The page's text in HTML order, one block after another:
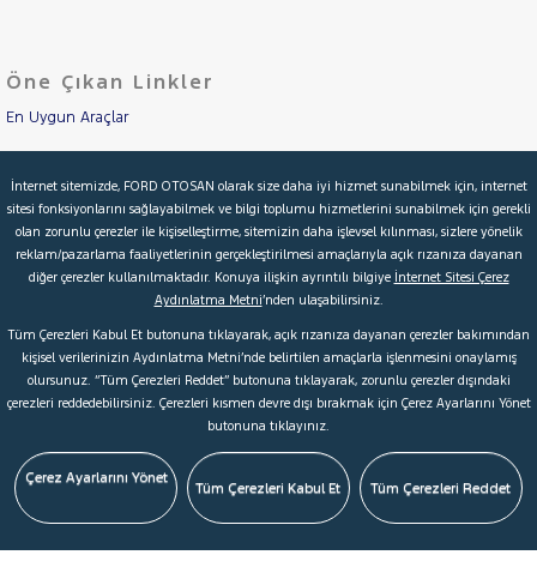
Öne Çıkan Linkler
En Uygun Araçlar
İkinci El Garanti
Kampanyalar
Kredi Hesaplama & Başvuru
© 2026 Ford Türkiye Ford Kurumsal Hakkımızda
Şartlar & Kişisel Verilerin Korunması S.S.S.
Çerez Tercihleri
İnternet sitemizde, FORD OTOSAN olarak size daha iyi hizmet sunabilmek için, internet
sitesi fonksiyonlarını sağlayabilmek ve bilgi toplumu hizmetlerini sunabilmek için gerekli
olan zorunlu çerezler ile kişiselleştirme, sitemizin daha işlevsel kılınması, sizlere yönelik
reklam/pazarlama faaliyetlerinin gerçekleştirilmesi amaçlarıyla açık rızanıza dayanan
diğer çerezler kullanılmaktadır. Konuya ilişkin ayrıntılı bilgiye İnternet Sitesi Çerez
Aydınlatma Metni’nden ulaşabilirsiniz.
Tüm Çerezleri Kabul Et butonuna tıklayarak, açık rızanıza dayanan çerezler bakımından
kişisel verilerinizin Aydınlatma Metni’nde belirtilen amaçlarla işlenmesini onaylamış
olursunuz. “Tüm Çerezleri Reddet” butonuna tıklayarak, zorunlu çerezler dışındaki
çerezleri reddedebilirsiniz. Çerezleri kısmen devre dışı bırakmak için Çerez Ayarlarını Yönet
butonuna tıklayınız.
Çerez Ayarlarını Yönet
Tüm Çerezleri Kabul Et Tüm Çerezleri Reddet